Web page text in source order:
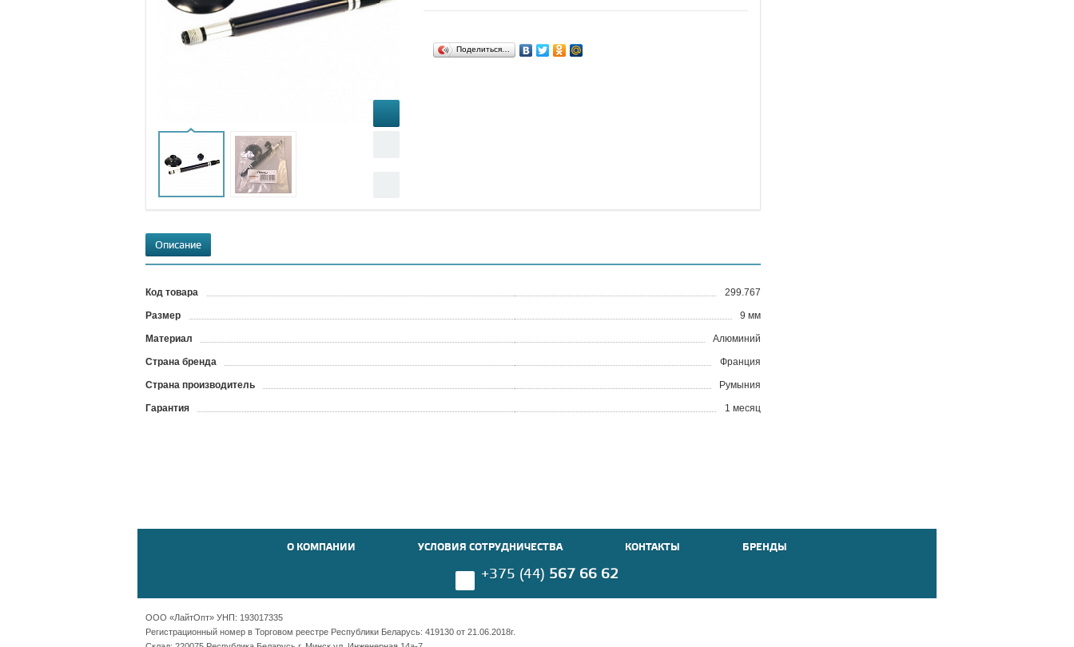
Поделиться…
Описание
Код товара 299.767
Размер 9 мм
Материал Алюминий
Страна бренда Франция
Страна производитель Румыния
Гарантия 1 месяц
О КОМПАНИИ УСЛОВИЯ СОТРУДНИЧЕСТВА КОНТАКТЫ БРЕНДЫ
+375 (44) 567 66 62
ООО «ЛайтОпт» УНП: 193017335
Регистрационный номер в Торговом реестре Республики Беларусь: 419130 от 21.06.2018г.